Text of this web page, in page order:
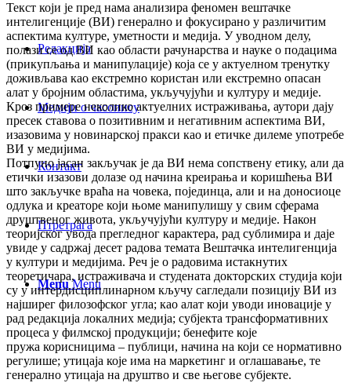
Редакција
Медији о часопису
Контакт
Птретрага
Menu Menu
Текст који је пред нама анализира феномен вештачке
интелигенције (ВИ) генерално и фокусирано у различитим
аспектима културе, уметности и медија. У уводном делу,
полази се од ВИ као области рачунарства и науке о подацима
(прикупљања и манипулације) која се у актуелном тренутку
доживљава као екстремно користан или екстремно опасан
алат у бројним областима, укључујући и културу и медије.
Кроз примере неколико актуелних истраживања, аутори дају
пресек ставова о позитивним и негативним аспектима ВИ,
изазовима у новинарској пракси као и етичке дилеме употребе
ВИ у медијима.
Потпуно јасан закључак је да ВИ нема сопствену етику, али да
етички изазови долазе од начина креирања и коришћења ВИ
што закључке враћа на човека, појединца, али и на доносиоце
одлука и креаторе који њоме манипулишу у свим сферама
друштвеног живота, укључујући културу и медије. Након
теоријског увода прегледног карактера, рад сублимира и даје
увиде у садржај десет радова темата Вештачка интелигенција
у култури и медијима. Реч је о радовима истакнутих
теоретичара, истраживача и студената докторских студија који
су у интердисциплинарном кључу сагледали позицију ВИ из
најширег филозофског угла; као алат који уводи иновације у
рад редакција локалних медија; субјекта трансформативних
процеса у филмској продукцији; бенефите које
пружа корисницима – публици, начина на који се нормативно
регулише; утицаја које има на маркетинг и оглашавање, те
генерално утицаја на друштво и све његове субјекте.